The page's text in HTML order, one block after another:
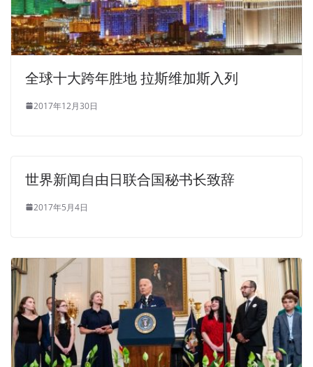
全球十大跨年胜地 拉斯维加斯入列
2017年12月30日
世界新闻自由日联合国秘书长致辞
2017年5月4日